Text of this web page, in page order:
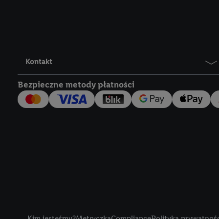
Kontakt
Bezpieczne metody płatności
Lidl Plus, możemy
wymienionych
następnie
użytkownika w
my i jeden z innych
Użytkownik upoważnia
usługach Lidl. Utiq
tak, Utiq udostępni
numeru
wykorzystany do
szczególności
obsługiwanych przez
korzystanie z
lub